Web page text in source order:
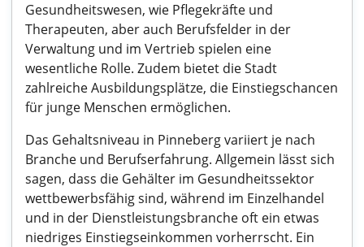
Gesundheitswesen, wie Pflegekräfte und
Therapeuten, aber auch Berufsfelder in der
Verwaltung und im Vertrieb spielen eine
wesentliche Rolle. Zudem bietet die Stadt
zahlreiche Ausbildungsplätze, die Einstiegschancen
für junge Menschen ermöglichen.
Das Gehaltsniveau in Pinneberg variiert je nach
Branche und Berufserfahrung. Allgemein lässt sich
sagen, dass die Gehälter im Gesundheitssektor
wettbewerbsfähig sind, während im Einzelhandel
und in der Dienstleistungsbranche oft ein etwas
niedriges Einstiegseinkommen vorherrscht. Ein